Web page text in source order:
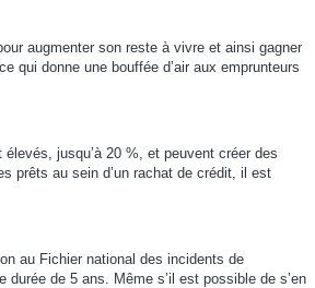
augmenter son reste à vivre et ainsi gagner
qui donne une bouffée d’air aux emprunteurs
jusqu’à 20 %, et peuvent créer des
prêts au sein d’un rachat de crédit, il est
au Fichier national des incidents de
de 5 ans. Même s’il est possible de s’en